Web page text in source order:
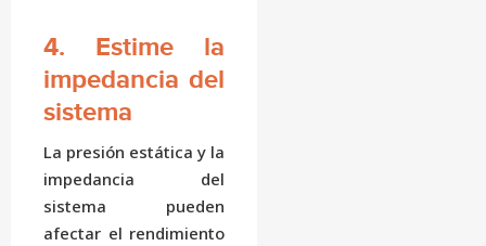
4. Estime la
impedancia del
sistema
La presión estática y la
impedancia del
sistema pueden
afectar el rendimiento